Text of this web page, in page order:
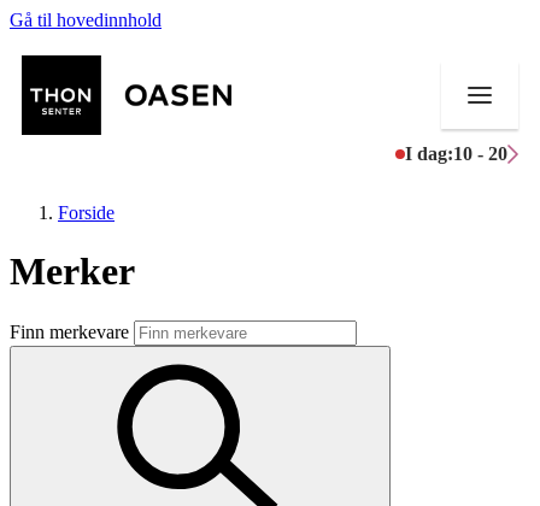
Gå til hovedinnhold
I dag:10 - 20
Butikker
Mat og drikke
Aktiviteter
Forside
Merker
Finn merkevare